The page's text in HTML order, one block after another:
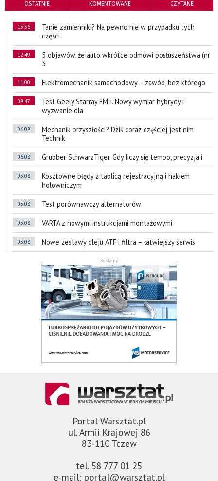
OSTATNIE KOMENTOWANE CZYTANE
15:36
Tanie zamienniki? Na pewno nie w przypadku tych
części
12:49
5 objawów, że auto wkrótce odmówi posłuszeństwa (nr
3
11:00 Elektromechanik samochodowy – zawód, bez którego
08:47
Test Geely Starray EM-i. Nowy wymiar hybrydy i
wyzwanie dla
06.08
Mechanik przyszłości? Dziś coraz częściej jest nim
Technik
06.08 Grubber SchwarzTiger. Gdy liczy się tempo, precyzja i
05.08
Kosztowne błędy z tablicą rejestracyjną i hakiem
holowniczym
05.08 Test porównawczy alternatorów
05.08 VARTA z nowymi instrukcjami montażowymi
05.08 Nowe zestawy oleju ATF i filtra – łatwiejszy serwis
Reklama
Portal Warsztat.pl
ul. Armii Krajowej 86
83-110 Tczew
tel. 58 777 01 25
e-mail: portal@warsztat.pl